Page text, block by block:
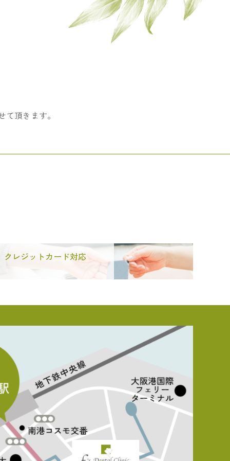
頂きます。
クレジットカード対応